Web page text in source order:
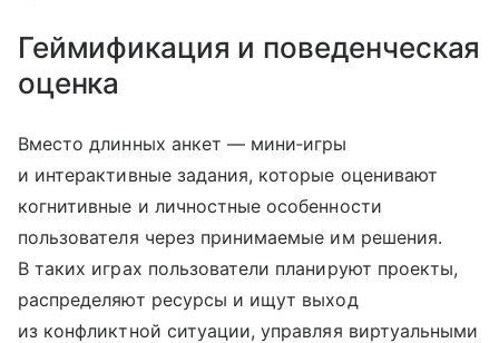
Геймификация и поведенческая
оценка
Вместо длинных анкет — мини‑игры
и интерактивные задания, которые оценивают
когнитивные и личностные особенности
пользователя через принимаемые им решения.
В таких играх пользователи планируют проекты,
распределяют ресурсы и ищут выход
из конфликтной ситуации, управляя виртуальными